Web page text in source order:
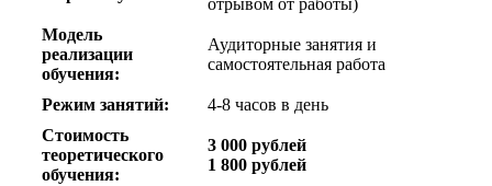
отрывом от работы)
Модель
реализации
обучения:
Аудиторные занятия и
самостоятельная работа
Режим занятий:
4-8 часов в день
Стоимость
теоретического
обучения:
3 000 рублей
1 800 рублей